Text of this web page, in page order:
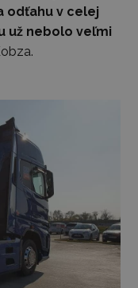
odťahu v celej
už nebolo veľmi